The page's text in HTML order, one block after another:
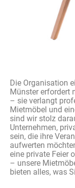
Die Organisation
Münster erfordert
– sie verlangt
Mietmöbel und
sind wir stolz
Unternehmen,
sein, die ihre
aufwerten
eine private Feier
– unsere
bieten alles, was